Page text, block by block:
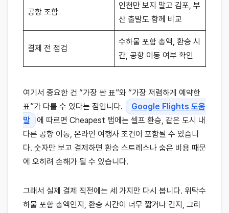
공항 조합
인천만 보지 말고 김포, 부
산 출발도 함께 비교
결제 전 점검
수하물 포함 총액, 환승 시
간, 공항 이동 여부 확인
여기서 중요한 건 “가장 싼 표”와 “가장 저렴하게 예약한
표”가 다를 수 있다는 점입니다.
Google Flights 도움
말
에 따르면 Cheapest 탭에는 셀프 환승, 같은 도시 내
다른 공항 이동, 온라인 여행사 조건이 포함될 수 있습니
다. 숫자만 보고 결제하면 환승 스트레스나 숨은 비용 때문
에 오히려 손해가 될 수 있습니다.
그래서 실제 결제 직전에는 세 가지만 다시 봅니다. 위탁수
하물 포함 총액인지, 환승 시간이 너무 짧거나 긴지, 그리